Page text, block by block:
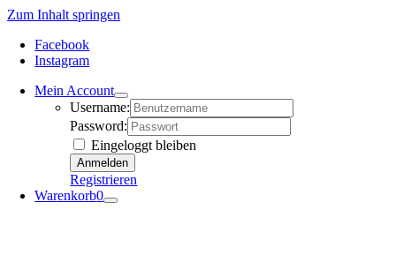
Zum Inhalt springen
Facebook
Instagram
Mein Account
Username:
Password:
Eingeloggt bleiben
Registrieren
Warenkorb0